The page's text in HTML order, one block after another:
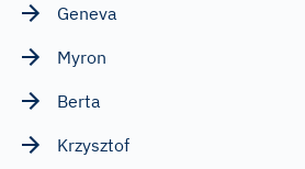
Geneva
Myron
Berta
Krzysztof